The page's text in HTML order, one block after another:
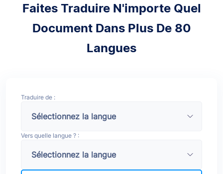
Faites Traduire N'importe Quel
Document Dans Plus De 80
Langues
Traduire de :
Vers quelle langue ? :